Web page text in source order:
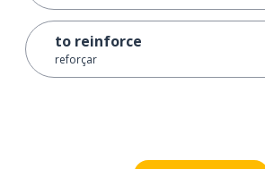
to reinforce
reforçar